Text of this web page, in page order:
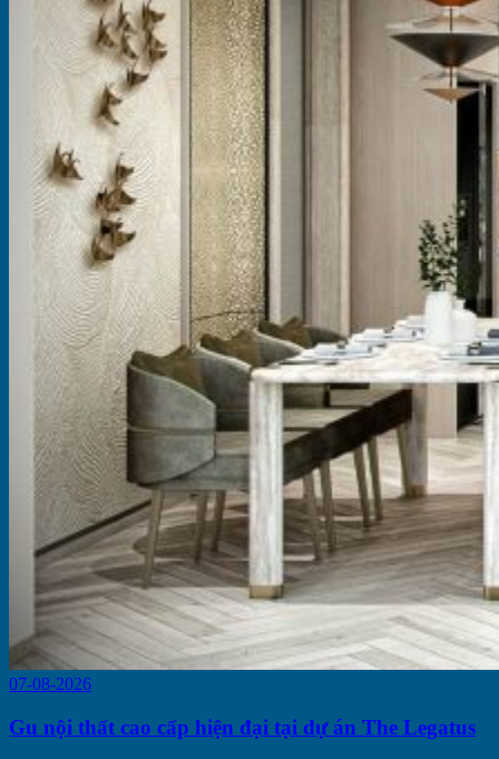
07-08-2026
Gu nội thất cao cấp hiện đại tại dự án The Legatus